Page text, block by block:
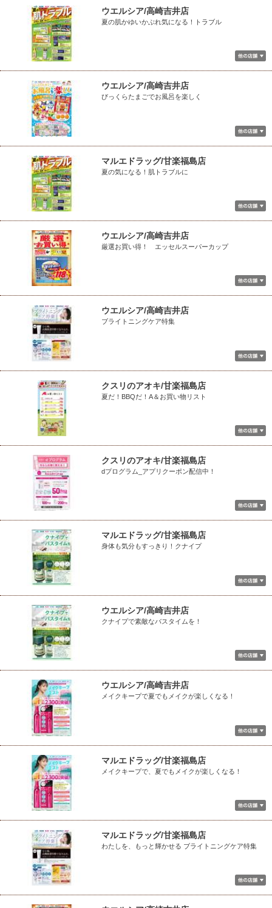
ウエルシア/高崎吉井店
夏の肌かゆいかぶれ気になる！トラブル
ウエルシア/高崎吉井店
びっくらたまごでお風呂を楽しく
マルエドラッグ/甘楽福島店
夏の気になる！肌トラブルに
ウエルシア/高崎吉井店
厳選お買い得！ エッセルスーパーカップ
ウエルシア/高崎吉井店
ブライトニングケア特集
クスリのアオキ/甘楽福島店
夏だ！BBQだ！A＆お買い物リスト
クスリのアオキ/甘楽福島店
dプログラム_アプリクーポン配信中！
マルエドラッグ/甘楽福島店
身体も気分もすっきり！クナイプ
ウエルシア/高崎吉井店
クナイプで素敵なバスタイムを！
ウエルシア/高崎吉井店
メイクキープで夏でもメイクが楽しくなる！
マルエドラッグ/甘楽福島店
メイクキープで、夏でもメイクが楽しくなる！
マルエドラッグ/甘楽福島店
わたしを、もっと輝かせる ブライトニングケア特集